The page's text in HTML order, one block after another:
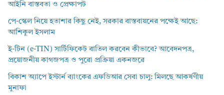
আইনি বাস্তবতা ও প্রেক্ষাপট
পে-স্কেল নিয়ে হতাশার কিছু নেই, সরকার বাস্তবায়নের পক্ষেই আছে:
আশিকুল ইসলাম
ই-টিন (e-TIN) সার্টিফিকেট বাতিল করবেন কীভাবে? আবেদনপত্র,
প্রয়োজনীয় কাগজপত্র ও পুরো প্রক্রিয়া একনজরে
বিকাশ অ্যাপে ইস্টার্ন ব্যাংকের এফডিআর সেবা চালু: মিলছে আকর্ষণীয়
মুনাফা